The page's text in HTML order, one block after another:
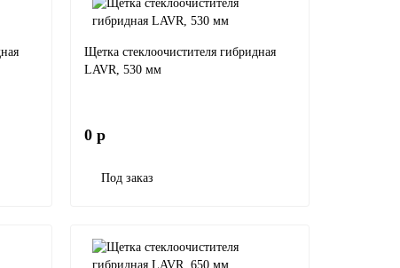
Щетка стеклоочистителя гибридная
LAVR, 530 мм
0 р
Под заказ